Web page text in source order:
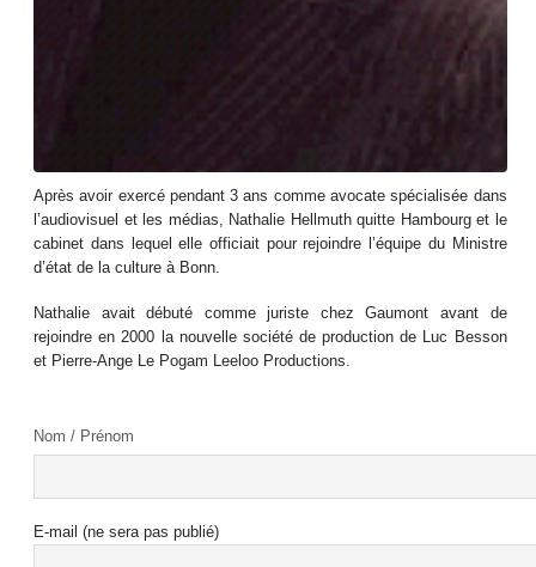
Après avoir exercé pendant 3 ans comme avocate spécialisée dans
l’audiovisuel et les médias, Nathalie Hellmuth quitte Hambourg et le
cabinet dans lequel elle officiait pour rejoindre l’équipe du Ministre
d’état de la culture à Bonn.
Nathalie avait débuté comme juriste chez Gaumont avant de
rejoindre en 2000 la nouvelle société de production de Luc Besson
et Pierre-Ange Le Pogam Leeloo Productions.
Nom / Prénom
E-mail (ne sera pas publié)